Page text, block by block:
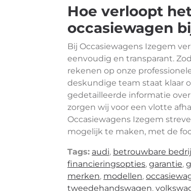
Hoe verloopt
occasiewagen
Bij Occasiewagens Izegem
eenvoudig en transparant.
rekenen op onze
deskundige team staat klaar
gedetailleerde informatie
zorgen wij voor een vlotte
Occasiewagens Izegem
mogelijk te maken, met de
Tags: audi, betrouwbare
financieringsopties, garantie,
merken, modellen,
tweedehandswagen,